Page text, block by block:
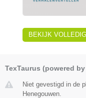
BEKIJK VOLLEDIG
TexTaurus (powered
Niet gevestigd in de
Henegouwen.